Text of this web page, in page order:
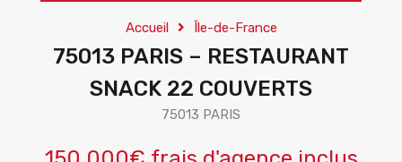
Accueil Île-de-France
75013 PARIS – RESTAURANT
SNACK 22 COUVERTS
75013 PARIS